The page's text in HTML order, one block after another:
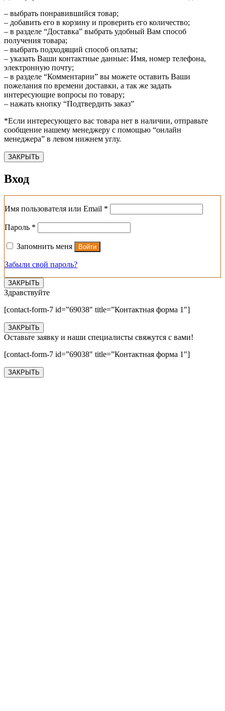
– выбрать понравившийся товар;
– добавить его в корзину и проверить его количество;
– в разделе “Доставка” выбрать удобный Вам способ
получения товара;
– выбрать подходящий способ оплаты;
– указать Ваши контактные данные: Имя, номер телефона,
электронную почту;
– в разделе “Комментарии” вы можете оставить Ваши
пожелания по времени доставки, а так же задать
интересующие вопросы по товару;
– нажать кнопку “Подтвердить заказ”
*Если интересующего вас товара нет в наличии, отправьте
сообщение нашему менеджеру с помощью “онлайн
менеджера” в левом нижнем углу.
ЗАКРЫТЬ
Вход
Имя пользователя или Email *
Пароль *
Запомнить меня Войти
Забыли свой пароль?
ЗАКРЫТЬ
Здравствуйте
[contact-form-7 id=”69038″ title=”Контактная форма 1″]
ЗАКРЫТЬ
Оставьте заявку и наши специалисты свяжутся с вами!
[contact-form-7 id=”69038″ title=”Контактная форма 1″]
ЗАКРЫТЬ